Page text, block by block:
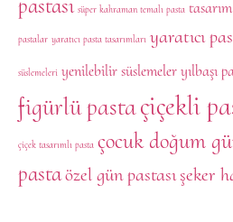
pastası süper kahraman temalı pasta
pastalar yaratıcı pasta tasarımları yaratıcı
süslemeleri yenilebilir süslemeler yılbaşı
figürlü pastaçiçekli
çiçek tasarımlı pasta çocuk doğum
pastaözel gün pastasışeker